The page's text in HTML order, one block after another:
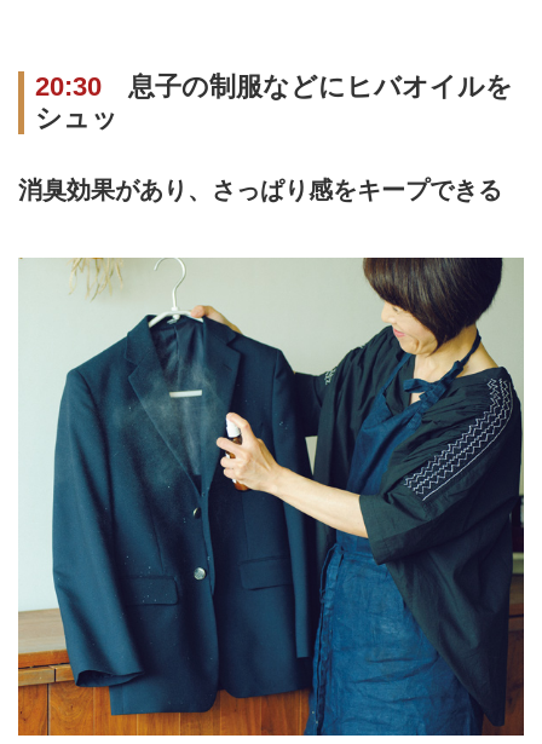
20:30息子の制服などにヒバオイルを
シュッ
消臭効果があり、さっぱり感をキープできる